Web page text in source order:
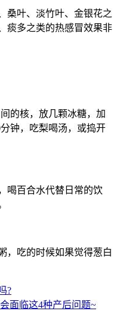
桑叶、淡竹叶、金银花之
痰多之类的热感冒效果非
的核，放几颗冰糖，加
钟，吃梨喝汤，或捣开
喝百合水代替日常的饮
，吃的时候如果觉得葱白
?
面临这4种产后问题~